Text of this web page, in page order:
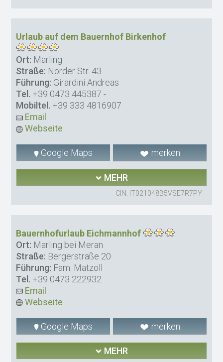
Urlaub auf dem Bauernhof Birkenhof
Ort: Marling
Straße: Nörder Str. 43
Führung: Girardini Andreas
Tel. +39 0473 445387 -
Mobiltel. +39 333 4816907
Email
Webseite
Google Maps merken
MEHR
CIN: IT021048B5VSE7R7PY
Bauernhofurlaub Eichmannhof
Ort: Marling bei Meran
Straße: Bergerstraße 20
Führung: Fam. Matzoll
Tel. +39 0473 222932
Email
Webseite
Google Maps merken
MEHR